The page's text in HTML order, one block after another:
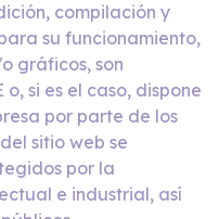
compilación y
su funcionamiento,
gráficos, son
si es el caso, dispone
por parte de los
sitio web se
por la
e industrial, así